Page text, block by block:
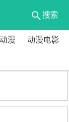
搜索
漫 动漫电影